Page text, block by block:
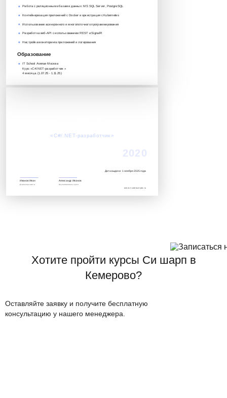
Работа с реляционными базами данных: MS SQL Server, PostgreSQL
Контейнеризация приложений с Docker и оркестрация с Kubernetes
Использование асинхронного и многопоточного программирования
Разработка веб-API с использованием REST и SignalR
Настройка мониторинга приложений и логирования
Образование
IT School Avenue Москва
Курс «C#/.NET-разработчик »‎
4 месяца. (1.07.25 - 1.11.25)
«C#/.NET-разработчик»‎
2020
Дата выдачи: 1 ноября 2025 года
www.it.avenue-pro.ru
Иванов Иван
Директор школы
Александр Иванов
Преподаватель курса
Хотите пройти курсы Си шарп в
Кемерово?
Оставляйте заявку и получите бесплатную
консультацию у нашего менеджера.